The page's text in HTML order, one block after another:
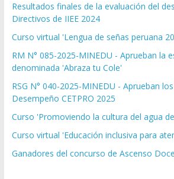
Resultados finales de la evaluación del
Directivos de IIEE 2024
Curso virtual 'Lengua de señas peruana
RM N° 085-2025-MINEDU - Aprueban la
denominada 'Abraza tu Cole'
RSG N° 040-2025-MINEDU - Aprueban
Desempeño CETPRO 2025
Curso 'Promoviendo la cultura del agua
Curso virtual 'Educación inclusiva para
Ganadores del concurso de Ascenso